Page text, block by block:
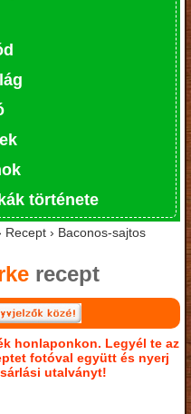
története
› Baconos-sajtos
recept
honlaponkon. Legyél te az
fotóval együtt és nyerj
utalványt!